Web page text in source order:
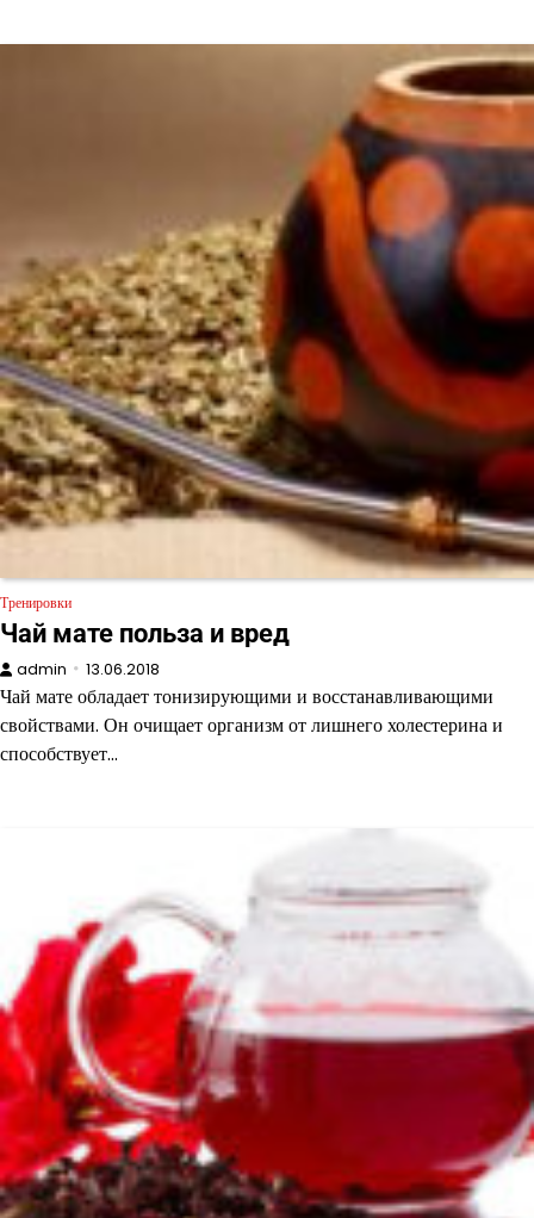
Тренировки
Чай мате польза и вред
admin 13.06.2018
Чай мате обладает тонизирующими и восстанавливающими
свойствами. Он очищает организм от лишнего холестерина и
способствует…